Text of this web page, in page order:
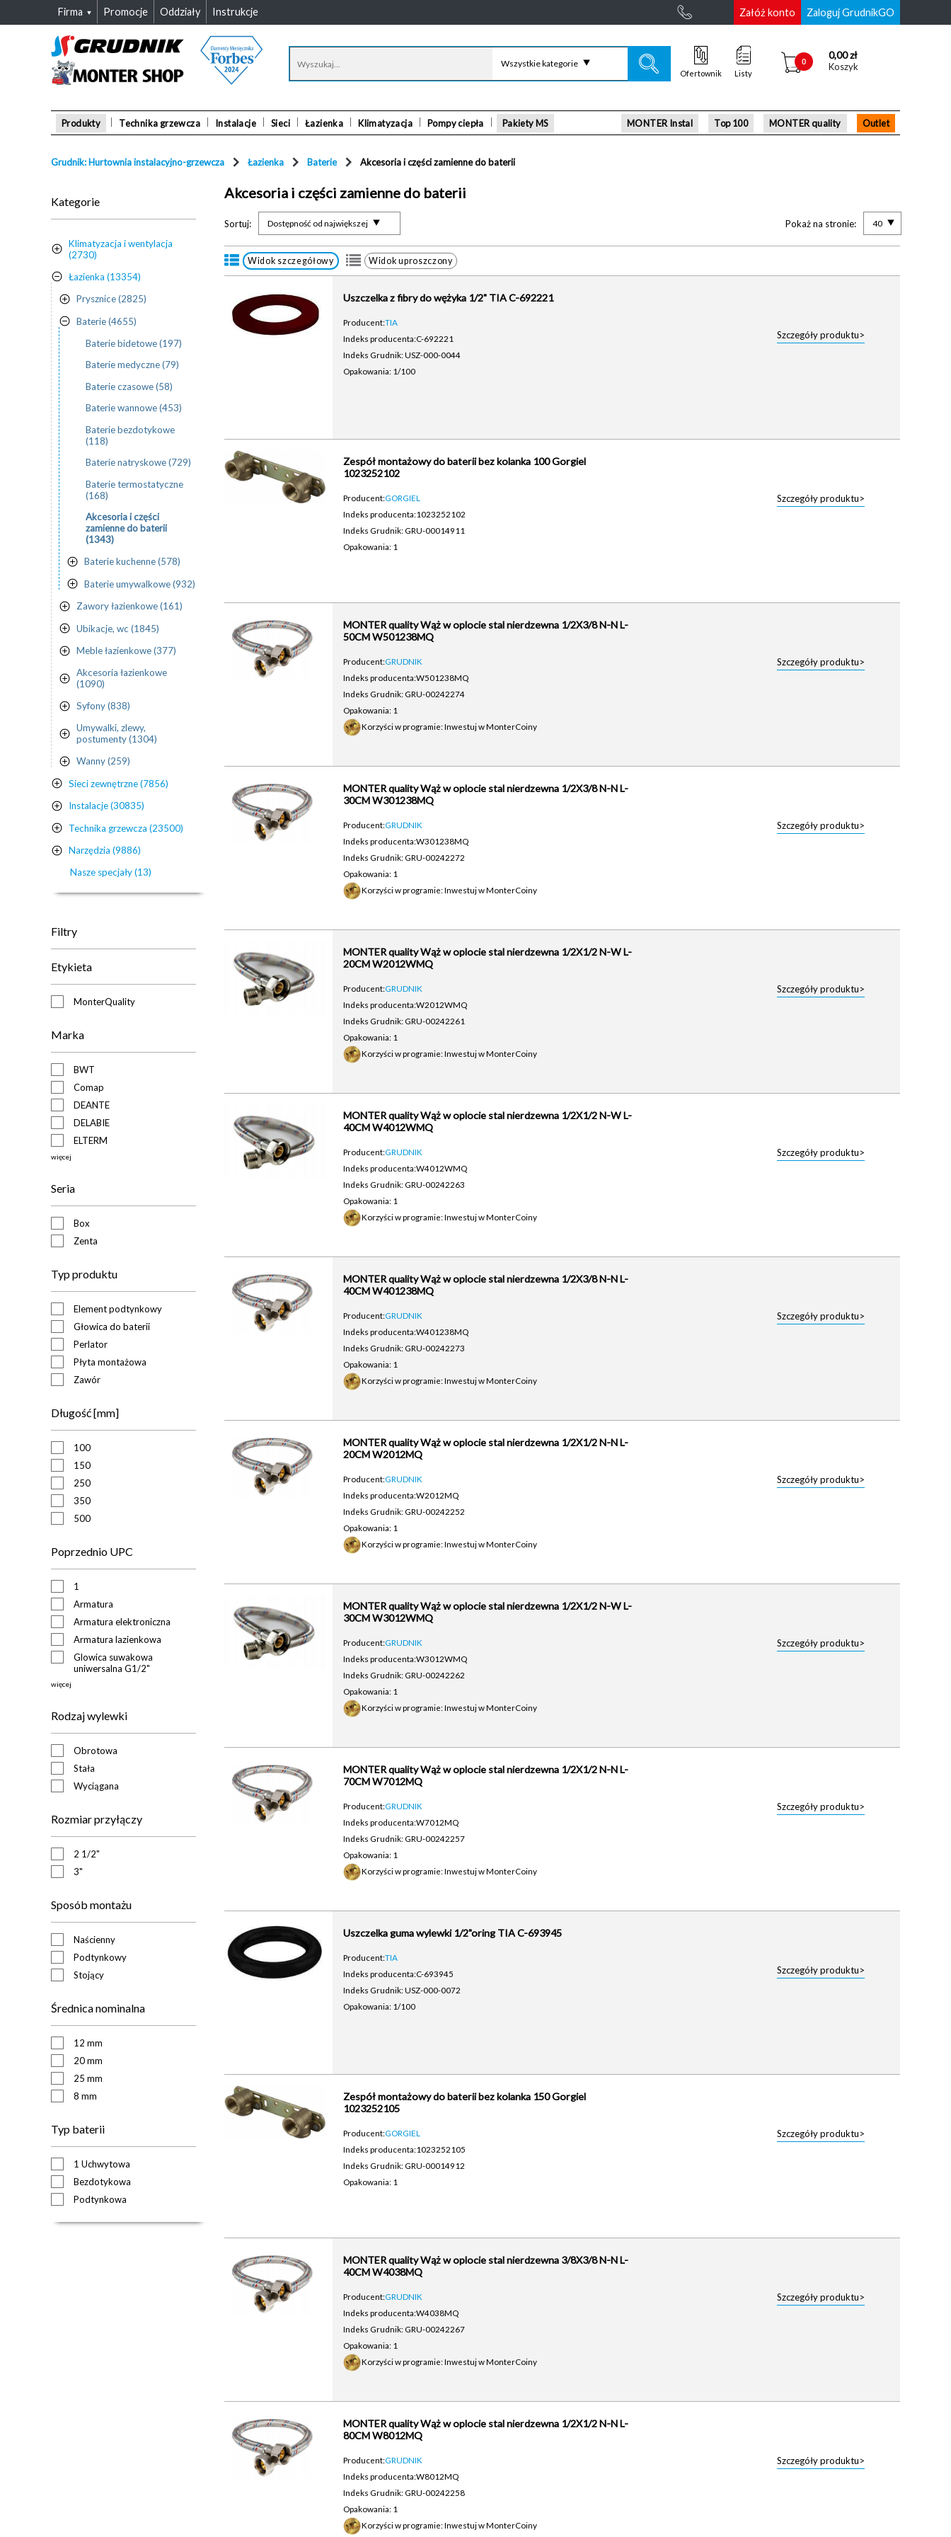
Załóż konto Zaloguj GrudnikGO
Firma Promocje Oddziały Instrukcje
Wszystkie kategorie 0
0,00 zł
Koszyk
Ofertownik Listy
Produkty Technika grzewcza Instalacje Sieci Łazienka Klimatyzacja Pompy ciepła Pakiety MS MONTER Instal Top 100 MONTER quality Outlet
Grudnik: Hurtownia instalacyjno-grzewcza Łazienka Baterie Akcesoria i części zamienne do baterii
Kategorie
Klimatyzacja i wentylacja
(2730)
Łazienka (13354)
Prysznice (2825)
Baterie (4655)
Baterie bidetowe (197)
Baterie medyczne (79)
Baterie czasowe (58)
Baterie wannowe (453)
Baterie bezdotykowe
(118)
Baterie natryskowe (729)
Baterie termostatyczne
(168)
Akcesoria i części
zamienne do baterii
(1343)
Baterie kuchenne (578)
Baterie umywalkowe (932)
Zawory łazienkowe (161)
Ubikacje, wc (1845)
Meble łazienkowe (377)
Akcesoria łazienkowe
(1090)
Syfony (838)
Umywalki, zlewy,
postumenty (1304)
Wanny (259)
Sieci zewnętrzne (7856)
Instalacje (30835)
Technika grzewcza (23500)
Narzędzia (9886)
Nasze specjały (13)
Filtry
Etykieta
MonterQuality
Marka
BWT
Comap
DEANTE
DELABIE
ELTERM
więcej
Seria
Box
Zenta
Typ produktu
Element podtynkowy
Głowica do baterii
Perlator
Płyta montażowa
Zawór
Długość [mm]
100
150
250
350
500
Poprzednio UPC
1
Armatura
Armatura elektroniczna
Armatura lazienkowa
Glowica suwakowa
uniwersalna G1/2"
więcej
Rodzaj wylewki
Obrotowa
Stała
Wyciągana
Rozmiar przyłączy
2 1/2"
3"
Sposób montażu
Naścienny
Podtynkowy
Stojący
Średnica nominalna
12 mm
20 mm
25 mm
8 mm
Typ baterii
1 Uchwytowa
Bezdotykowa
Podtynkowa
Akcesoria i części zamienne do baterii
Sortuj: Dostępność od największej Pokaż na stronie: 40
Widok szczegółowy Widok uproszczony
Uszczelka z fibry do wężyka 1/2" TIA C-692221
Producent:TIA
Indeks producenta:C-692221
Indeks Grudnik: USZ-000-0044
Opakowania: 1/100
Szczegóły produktu>
Zespół montażowy do baterii bez kolanka 100 Gorgiel
1023252102
Producent:GORGIEL
Indeks producenta:1023252102
Indeks Grudnik: GRU-00014911
Opakowania: 1
Szczegóły produktu>
MONTER quality Wąż w oplocie stal nierdzewna 1/2X3/8 N-N L-
50CM W501238MQ
Producent:GRUDNIK
Indeks producenta:W501238MQ
Indeks Grudnik: GRU-00242274
Opakowania: 1
Korzyści w programie: Inwestuj w MonterCoiny
Szczegóły produktu>
MONTER quality Wąż w oplocie stal nierdzewna 1/2X3/8 N-N L-
30CM W301238MQ
Producent:GRUDNIK
Indeks producenta:W301238MQ
Indeks Grudnik: GRU-00242272
Opakowania: 1
Korzyści w programie: Inwestuj w MonterCoiny
Szczegóły produktu>
MONTER quality Wąż w oplocie stal nierdzewna 1/2X1/2 N-W L-
20CM W2012WMQ
Producent:GRUDNIK
Indeks producenta:W2012WMQ
Indeks Grudnik: GRU-00242261
Opakowania: 1
Korzyści w programie: Inwestuj w MonterCoiny
Szczegóły produktu>
MONTER quality Wąż w oplocie stal nierdzewna 1/2X1/2 N-W L-
40CM W4012WMQ
Producent:GRUDNIK
Indeks producenta:W4012WMQ
Indeks Grudnik: GRU-00242263
Opakowania: 1
Korzyści w programie: Inwestuj w MonterCoiny
Szczegóły produktu>
MONTER quality Wąż w oplocie stal nierdzewna 1/2X3/8 N-N L-
40CM W401238MQ
Producent:GRUDNIK
Indeks producenta:W401238MQ
Indeks Grudnik: GRU-00242273
Opakowania: 1
Korzyści w programie: Inwestuj w MonterCoiny
Szczegóły produktu>
MONTER quality Wąż w oplocie stal nierdzewna 1/2X1/2 N-N L-
20CM W2012MQ
Producent:GRUDNIK
Indeks producenta:W2012MQ
Indeks Grudnik: GRU-00242252
Opakowania: 1
Korzyści w programie: Inwestuj w MonterCoiny
Szczegóły produktu>
MONTER quality Wąż w oplocie stal nierdzewna 1/2X1/2 N-W L-
30CM W3012WMQ
Producent:GRUDNIK
Indeks producenta:W3012WMQ
Indeks Grudnik: GRU-00242262
Opakowania: 1
Korzyści w programie: Inwestuj w MonterCoiny
Szczegóły produktu>
MONTER quality Wąż w oplocie stal nierdzewna 1/2X1/2 N-N L-
70CM W7012MQ
Producent:GRUDNIK
Indeks producenta:W7012MQ
Indeks Grudnik: GRU-00242257
Opakowania: 1
Korzyści w programie: Inwestuj w MonterCoiny
Szczegóły produktu>
Uszczelka guma wylewki 1/2"oring TIA C-693945
Producent:TIA
Indeks producenta:C-693945
Indeks Grudnik: USZ-000-0072
Opakowania: 1/100
Szczegóły produktu>
Zespół montażowy do baterii bez kolanka 150 Gorgiel
1023252105
Producent:GORGIEL
Indeks producenta:1023252105
Indeks Grudnik: GRU-00014912
Opakowania: 1
Szczegóły produktu>
MONTER quality Wąż w oplocie stal nierdzewna 3/8X3/8 N-N L-
40CM W4038MQ
Producent:GRUDNIK
Indeks producenta:W4038MQ
Indeks Grudnik: GRU-00242267
Opakowania: 1
Korzyści w programie: Inwestuj w MonterCoiny
Szczegóły produktu>
MONTER quality Wąż w oplocie stal nierdzewna 1/2X1/2 N-N L-
80CM W8012MQ
Producent:GRUDNIK
Indeks producenta:W8012MQ
Indeks Grudnik: GRU-00242258
Opakowania: 1
Korzyści w programie: Inwestuj w MonterCoiny
Szczegóły produktu>